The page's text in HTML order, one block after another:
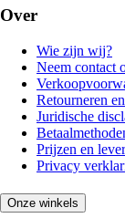
Over
Wie zijn wij?
Neem contact
Retourneren
Juridische
Prijzen en
Privacy
Onze winkels